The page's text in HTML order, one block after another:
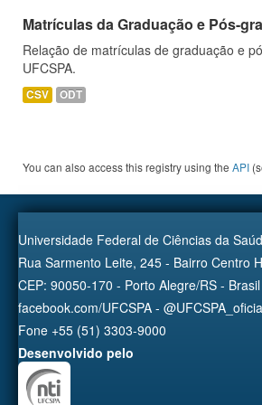
Matrículas da Graduação e Pós-
Relação de matrículas de graduação e
UFCSPA.
CSV ODT
You can also access this registry using the API
Universidade Federal de Ciências da
Rua Sarmento Leite, 245 - Bairro Centro
CEP: 90050-170 - Porto Alegre/RS - Brasil
facebook.com/UFCSPA -
Fone +55 (51) 3303-9000
Desenvolvido pelo